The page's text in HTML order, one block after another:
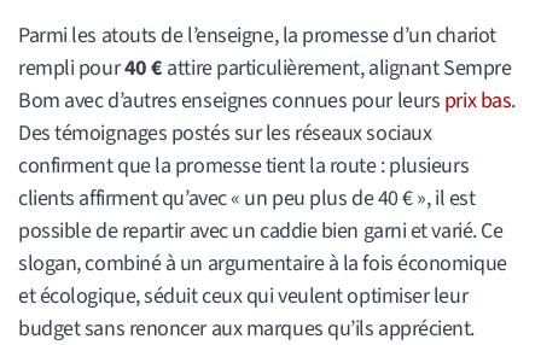
Parmi les atouts de l’enseigne, la promesse d’un chariot
rempli pour40 € attire particulièrement, alignant Sempre
Bom avec d’autres enseignes connues pour leurs prix bas.
Des témoignages postés sur les réseaux sociaux
confirment que la promesse tient la route : plusieurs
clients affirment qu’avec « un peu plus de 40 € », il est
possible de repartir avec un caddie bien garni et varié. Ce
slogan, combiné à un argumentaire à la fois économique
et écologique, séduit ceux qui veulent optimiser leur
budget sans renoncer aux marques qu’ils apprécient.